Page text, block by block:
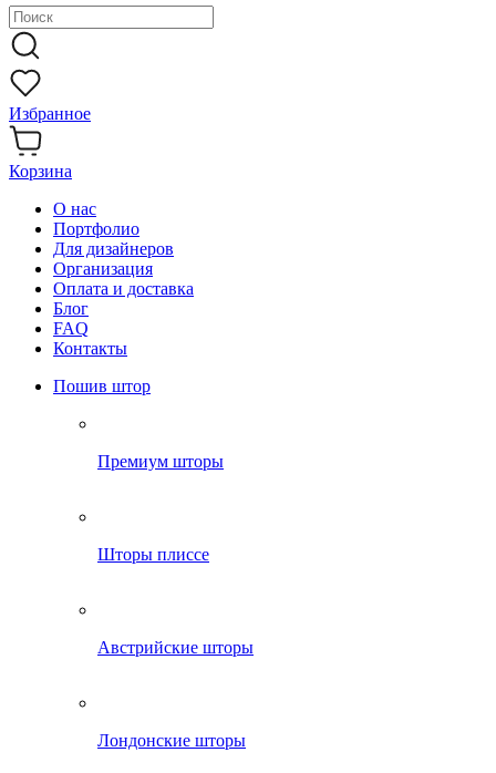
Избранное
Корзина
О нас
Портфолио
Для дизайнеров
Организация
Оплата и доставка
Блог
FAQ
Контакты
Пошив штор
Премиум шторы
Шторы плиссе
Австрийские шторы
Лондонские шторы